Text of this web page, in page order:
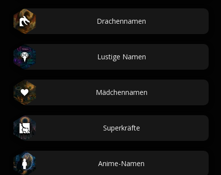
Drachennamen
Lustige Namen
Mädchennamen
Superkräfte
Anime-Namen